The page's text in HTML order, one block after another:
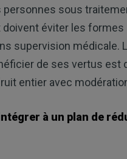
personnes sous
doivent éviter les formes
supervision médicale.
de ses vertus est
entier avec
à un plan de